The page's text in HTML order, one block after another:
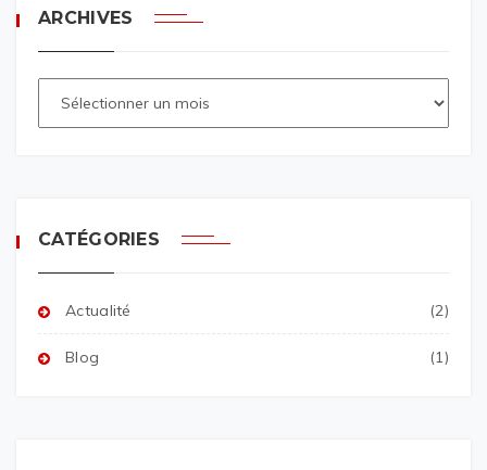
ARCHIVES
CATÉGORIES
Actualité (2)
Blog (1)